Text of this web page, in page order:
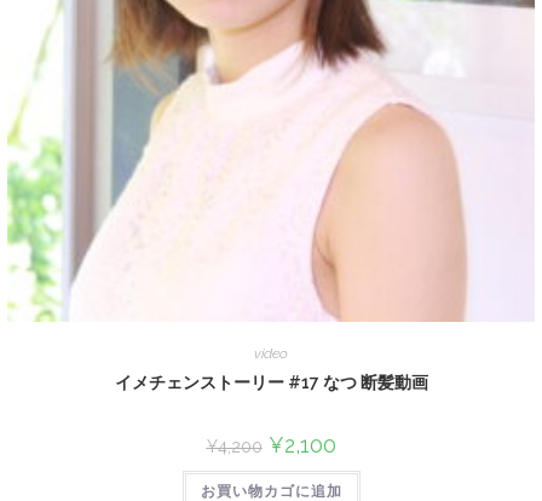
video
イメチェンストーリー #17 なつ 断髪動画
¥4,200 ¥2,100
お買い物カゴに追加